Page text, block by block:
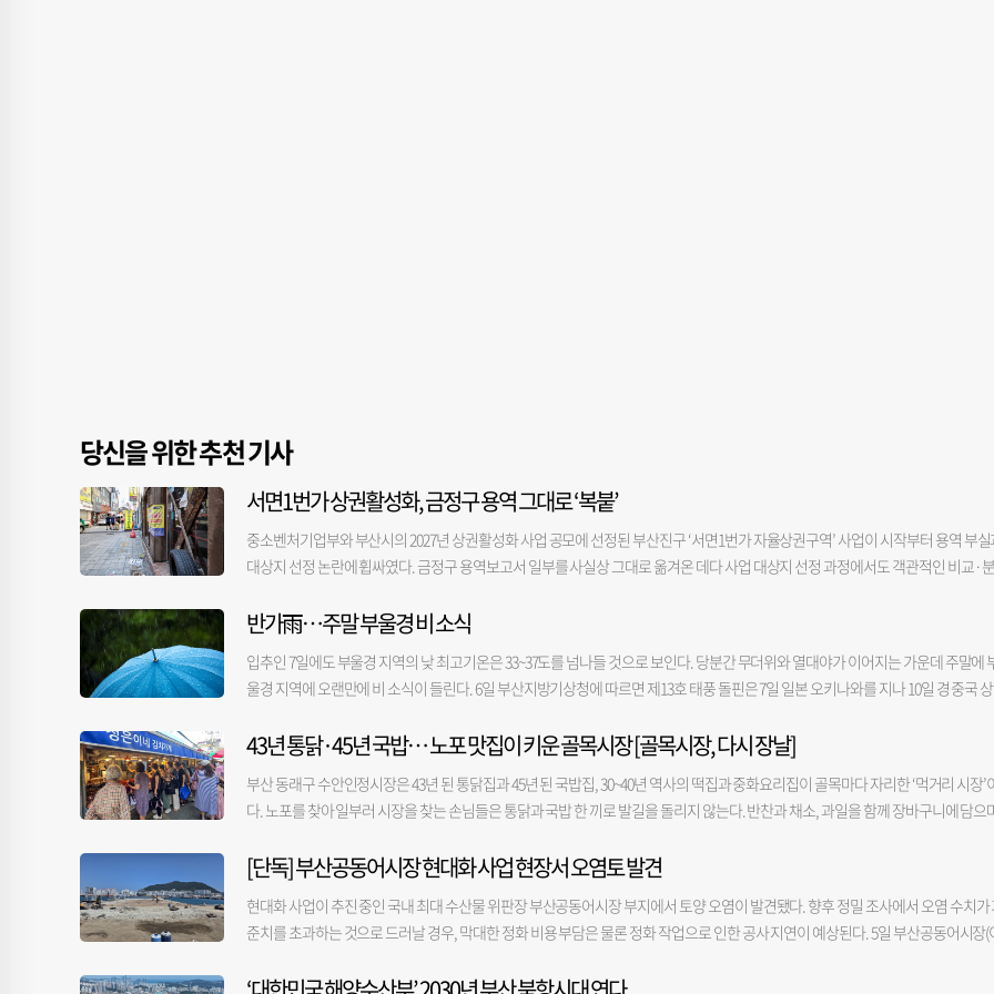
당신을 위한 추천 기사
서면1번가 상권활성화, 금정구 용역 그대로 ‘복붙’
중소벤처기업부와 부산시의 2027년 상권활성화 사업 공모에 선정된 부산진구 ‘서면1번가 자율상권구역’ 사업이 시작부터 용역 부
대상지 선정 논란에 휩싸였다. 금정구 용역보고서 일부를 사실상 그대로 옮겨온 데다 사업 대상지 선정 과정에서도 객관적인 비교·
제기된다. 부산진구청은 지난달 27일 구의회에 ‘서면1번가 자율상권구역 상권 활성화 사업 계획(안)에 관한 의견 청취’를 진행했다고 5
최대 5년간 총사업비 70억 원으로 다양한 사업을 통해 상권 살리기에 나선다. 주요 사업 내용은 상권 특색을 반영한 거점 공간 조성 등
권 환경을 개선하고, 특화상품·브랜드 개발 등을 통해 상권을 활성화하는 것이다. 이날 의견 청취에서는 부산진구 자율상권구역 활
의회에 보고된 관련 용역 결과 보고서를 검토한 결과, 연구 개요와 사례 분석 등에서 금정구 용역보고서와 동일한 내용이 다수 확인됐
용역을 진행한 업체는 앞서 금정구 자율상권구역 상권 활성화 사업 용역도 맡았던 A사가 진행했다. 일부 대목에는 ‘부산진구’ 대신 ‘금
구’라는 표현까지 그대로 남아 있었다. 부산진구 행정 현황을 분석한 보고서 10쪽에는 ‘금정구의 새: 까치’라는 문구가 기재돼 있었다.
근거도 충분하지 않았다는 지적도 나온다. 구청에 따르면 법률상 사업 대상지 요건을 충족한 곳은 서면역 상권과 당감 상권이었다. 하지
만 구청은 당감 상권이 주요 상권과 떨어져 있다는 이유로 검토 대상에서 사실상 제외했다. 구의회는 서면1번가를 사업 대상지로 압축
과정이 석연치 않다는 지적을 제기했다. 서면1번가가 자율상권구역으로 지정된 것은 올해 3월이다. 하지만 용역이 시작된 것은 지난
월으로, 당시 서면1번가는 아직 자율상권구역으로 지정되지 않은 상태였기 때문이다. 부산진구의회 이지영 의원은 “부산진구와 금정
반가雨…주말 부울경 비 소식
입추인 7일에도 부울경 지역의 낮 최고기온은 33~37도를 넘나들 것으로 보인다. 당분간 무더위와 열대야가 이어지는 가운데 주말에
울경 지역에 오랜만에 비 소식이 들린다. 6일 부산지방기상청에 따르면 제13호 태풍 돌핀은 7일 일본 오키나와를 지나 10일 경 중국
안 계속될 것으로 보인다. 대신 동풍의 영향으로 부울경 지역은 주말인 8일에는 33~35도, 9일에는 29~32도로 낮 최고기온이 조금 내려갈
과 제주도에 많은 비가 내릴 수 있다고 예보했다. 부울경 지역도 8일 오후 경남과 경북·서 내륙지역을 중심으로 곳에 따라 소나기
(5~40mm 예상)가 내릴 전망이다. 9일에는 부산·울산과 경남중·동부내륙에 비 소식이 있다. 한편 사상 유례없는 폭염이 이어지고 남
보좌관회의에서 “‘뉴 노멀’이 된 기후 재난에 알맞게 용수시설이나 전력망, 폭염 대응 시설 등의 인프라 개선에 힘을 모아야 한다”며 “이
에 대한 계획들을 내년도 예산안에 반영하는 걸 검토해주기 바란다”고 밝혔다. 그는 “사실상 국가적 기후재난 상황이라 어느 때보다
은 긴장감을 갖고 정책 대응 수준과 범위, 속도를 최대치로 끌어올려야 한다”며 “고시원, 쪽방촌, 공사 현장 등에서 안전을 위해 행정력
43년 통닭·45년 국밥… 노포 맛집이 키운 골목시장 [골목시장, 다시 장날]
부산 동래구 수안인정시장은 43년 된 통닭집과 45년 된 국밥집, 30~40년 역사의 떡집과 중화요리집이 골목마다 자리한 ‘먹거리 시장’
다. 노포를 찾아 일부러 시장을 찾는 손님들은 통닭과 국밥 한 끼로 발길을 돌리지 않는다. 반찬과 채소, 과일을 함께 장바구니에 담으
은 500년 역사의 동래시장 초입에서 노점을 하던 외지 상인들이 모여 형성된 시장이다. 당시 경남 양산과 김해, 부산 기장 등지에서 농수
지금의 모습을 갖췄다. 수안인정시장 유근태 상인회장은 “외지 상인들이 모여 시작한 시장이지만 지금은 동래를 대표하는 골목시장
로 자리 잡았다”며 “부산 도시철도와 동해선, 버스 등 접근성이 좋아 1년 내내 손님이 끊이지 않는다”고 말했다. 시장의 가장 큰 경쟁력
[단독] 부산공동어시장 현대화 사업 현장서 오염토 발견
현대화 사업이 추진 중인 국내 최대 수산물 위판장 부산공동어시장 부지에서 토양 오염이 발견됐다. 향후 정밀 조사에서 오염 수치가
준치를 초과하는 것으로 드러날 경우, 막대한 정화 비용 부담은 물론 정화 작업으로 인한 공사 지연이 예상된다. 5일 부산공동어시장(
중 오염된 것으로 추정되는 토양을 발견했다. 시공사는 자체적으로 2곳에서 시료를 채취해 토질 조사를 진행한 뒤 해당 결과를 부산시